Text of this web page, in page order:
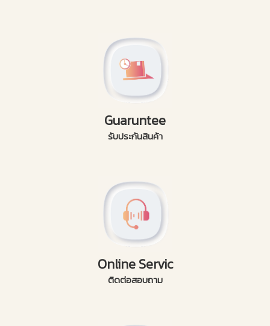
Guaruntee
รับประกันสินค้า
Online Servic
ติดต่อสอบถาม